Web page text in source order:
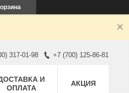
317-01-98 +7 (700) 125-86-81
И
ОПЛАТА
АКЦИЯ